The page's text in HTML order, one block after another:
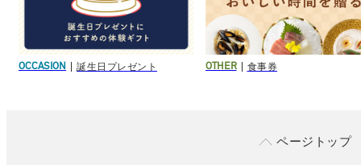
OCCASION 誕生日プレゼント OTHER 食事券
ページトップ